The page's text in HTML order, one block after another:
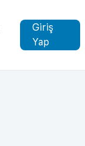
Giriş
Yap